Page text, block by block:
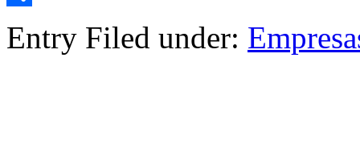
Entry Filed under: